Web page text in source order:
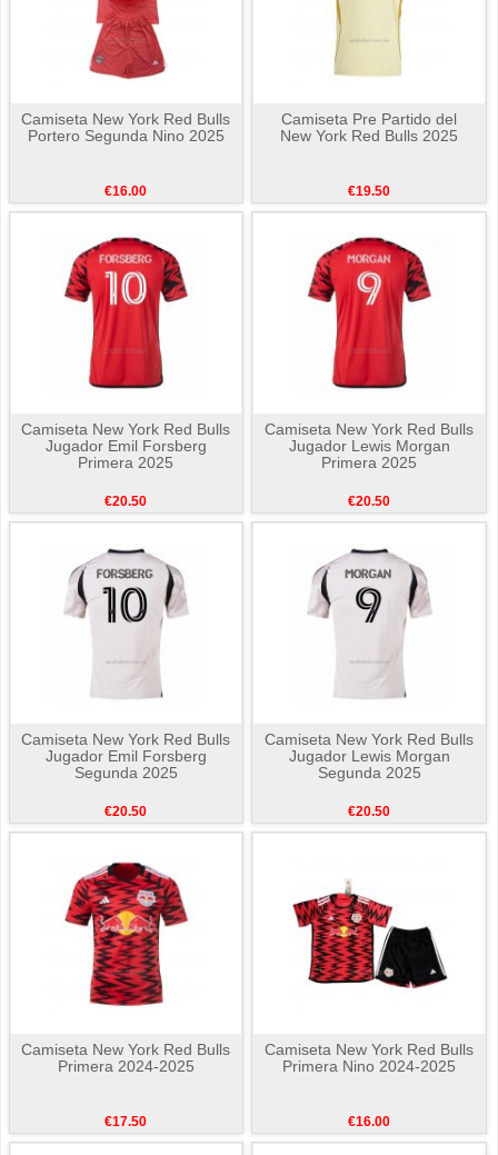
Camiseta New York Red Bulls
Portero Segunda Nino 2025
€16.00
Camiseta Pre Partido del
New York Red Bulls 2025
€19.50
Camiseta New York Red Bulls
Jugador Emil Forsberg
Primera 2025
€20.50
Camiseta New York Red Bulls
Jugador Lewis Morgan
Primera 2025
€20.50
Camiseta New York Red Bulls
Jugador Emil Forsberg
Segunda 2025
€20.50
Camiseta New York Red Bulls
Jugador Lewis Morgan
Segunda 2025
€20.50
Camiseta New York Red Bulls
Primera 2024-2025
€17.50
Camiseta New York Red Bulls
Primera Nino 2024-2025
€16.00